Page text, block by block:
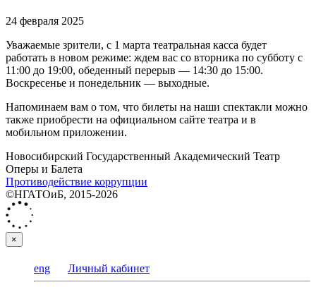
24 февраля 2025
Уважаемые зрители, с 1 марта театральная касса будет
работать в новом режиме: ждем вас со вторника по субботу с
11:00 до 19:00, обеденный перерыв — 14:30 до 15:00.
Воскресенье и понедельник — выходные.
Напоминаем вам о том, что билеты на наши спектакли можно
также приобрести на официальном сайте театра и в
мобильном приложении.
Новосибирский Государственный Академический Театр
Оперы и Балета
Противодействие коррупции
©НГАТОиБ, 2015-2026
×
eng Личный кабинет